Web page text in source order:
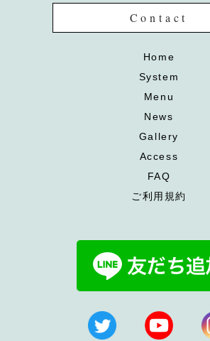
Contact
Home
System
Menu
News
Gallery
Access
FAQ
ご利用規約